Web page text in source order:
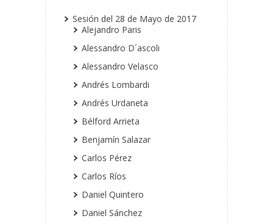
Sesión del 28 de Mayo de 2017
Alejandro Paris
Alessandro D´ascoli
Alessandro Velasco
Andrés Lombardi
Andrés Urdaneta
Bélford Arrieta
Benjamín Salazar
Carlos Pérez
Carlos Ríos
Daniel Quintero
Daniel Sánchez